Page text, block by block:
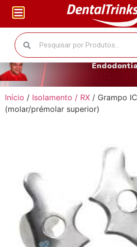
O
Início / Isolamento / RX / Grampo
(molar/prémolar superior)